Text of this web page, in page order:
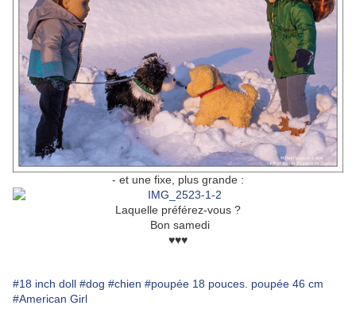
- et une fixe, plus grande :
Laquelle préférez-vous ?
Bon samedi
♥♥♥
#18 inch doll #dog #chien #poupée 18 pouces. poupée 46 cm
#American Girl